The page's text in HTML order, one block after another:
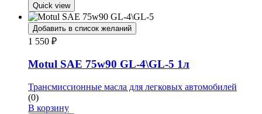
Quick view
Добавить в список желаний
1 550 ₽
Motul SAE 75w90 GL-4\GL-5 1л
Трансмиссионные масла для легковых автомобилей
(0)
В корзину